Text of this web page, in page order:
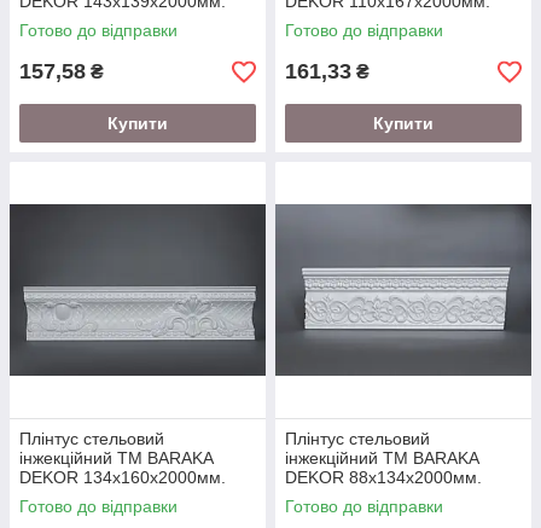
Готово до відправки
157,58 ₴
Купити
Готово до відправки
161,33 ₴
Купити
Плінтус стельовий
інжекційний ТМ BARAKA
DEKOR 134х160х2000мм.
Готово до відправки
Плінтус стельовий
інжекційний ТМ BARAKA
DEKOR 88х134х2000мм.
(підходить під натяжну
стелю)
Готово до відправки